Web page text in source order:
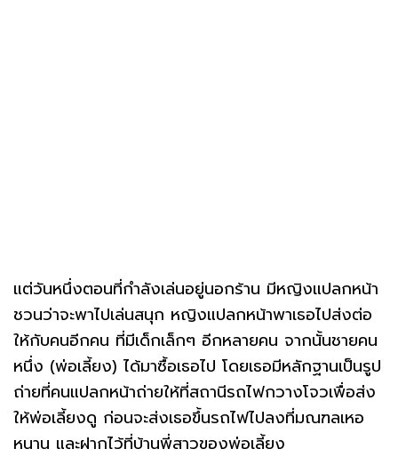
แต่วันหนึ่งตอนที่กำลังเล่นอยู่นอกร้าน มีหญิงแปลกหน้า
ชวนว่าจะพาไปเล่นสนุก หญิงแปลกหน้าพาเธอไปส่งต่อ
ให้กับคนอีกคน ที่มีเด็กเล็กๆ อีกหลายคน จากนั้นชายคน
หนึ่ง (พ่อเลี้ยง) ได้มาซื้อเธอไป โดยเธอมีหลักฐานเป็นรูป
ถ่ายที่คนแปลกหน้าถ่ายให้ที่สถานีรถไฟกวางโจวเพื่อส่ง
ให้พ่อเลี้ยงดู ก่อนจะส่งเธอขึ้นรถไฟไปลงที่มณฑลเหอ
หนาน และฝากไว้ที่บ้านพี่สาวของพ่อเลี้ยง